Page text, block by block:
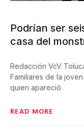
Podrían ser
casa del
Redacción VcV
Familiares de la
quien apareció
READ MORE